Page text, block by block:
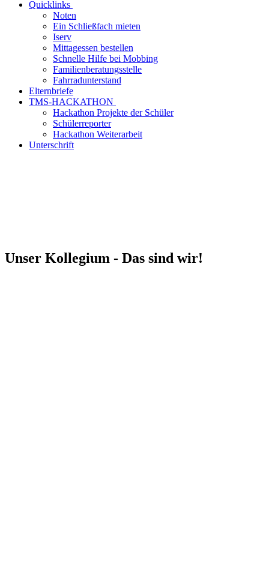
Quicklinks
Noten
Ein Schließfach mieten
Iserv
Mittagessen bestellen
Schnelle Hilfe bei Mobbing
Familienberatungsstelle
Fahrradunterstand
Elternbriefe
TMS-HACKATHON
Hackathon Projekte der Schüler
Schülerreporter
Hackathon Weiterarbeit
Unterschrift
Unser Kollegium - Das sind wir!